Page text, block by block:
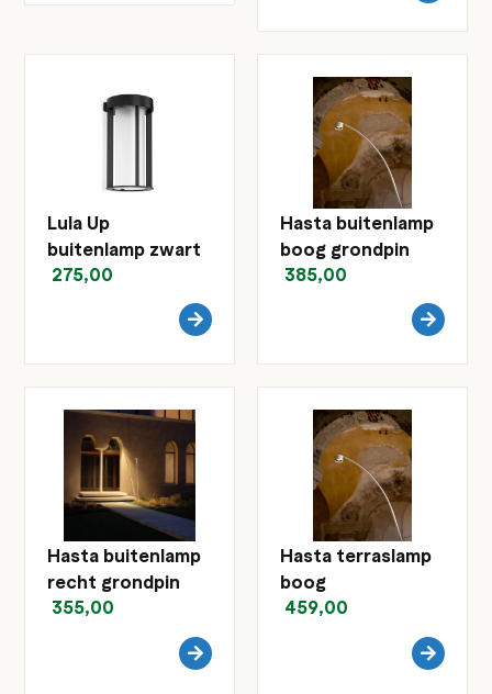
Lula Up
buitenlamp zwart
275,00
Hasta buitenlamp
boog grondpin
385,00
Hasta buitenlamp
recht grondpin
355,00
Hasta terraslamp
boog
459,00